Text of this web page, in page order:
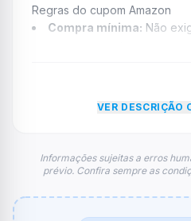
Regras do cupom Amazon
Compra mínima: Não
informações sobre restrição
cupom.
VER DESCRIÇÃO
Informações sujeitas a erros
prévio. Confira sempre as